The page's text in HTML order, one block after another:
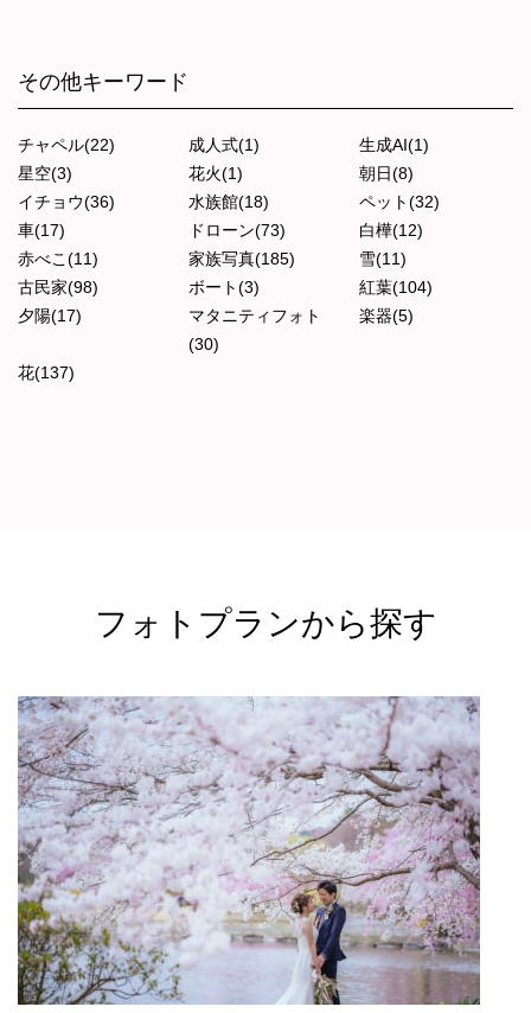
その他キーワード
チャペル(22) 成人式(1)
生成AI(1)
星空(3)
花火(1)
朝日(8)
イチョウ(36)
水族館(18)
ペット(32)
車(17)
ドローン(73)
白樺(12)
赤べこ(11)
家族写真(185)
雪(11)
古民家(98)
ボート(3)
紅葉(104)
夕陽(17)
マタニティフォト
(30)
楽器(5)
花(137)
フォトプランから探す